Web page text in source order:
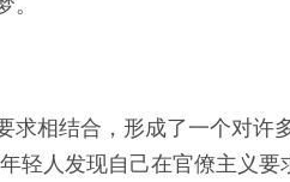
求相结合，形成了一个对许
轻人发现自己在官僚主义